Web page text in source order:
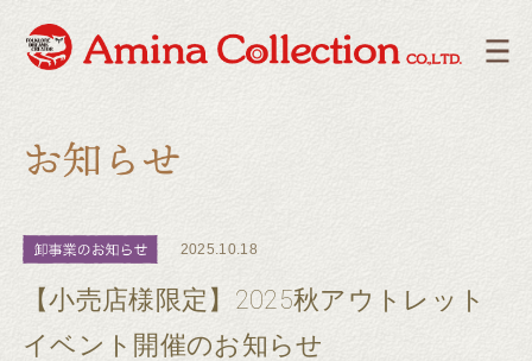
2025.10.18
【小売店様限定】2025秋アウトレット
イベント開催のお知らせ